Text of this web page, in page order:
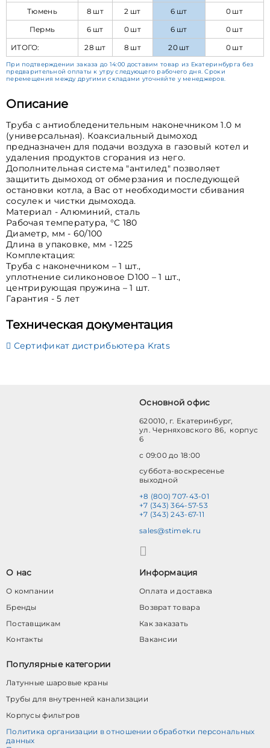
Тюмень
8 шт 2 шт 6 шт
0 шт
Пермь
6 шт 0 шт 6 шт
0 шт
ИТОГО:
28 шт 8 шт 20 шт 0 шт
При подтверждении заказа до 14:00 доставим товар из Екатеринбурга без
предварительной оплаты к утру следующего рабочего дня. Сроки
перемещения между другими складами уточняйте у менеджеров.
Описание
Труба с антиобледенительным наконечником 1.0 м
(универсальная). Коаксиальный дымоход
предназначен для подачи воздуха в газовый котел и
удаления продуктов сгорания из него.
Дополнительная система "антилед" позволяет
защитить дымоход от обмерзания и последующей
остановки котла, а Вас от необходимости сбивания
сосулек и чистки дымохода.
Материал - Алюминий, сталь
Рабочая температура, °C 180
Диаметр, мм - 60/100
Длина в упаковке, мм - 1225
Комплектация:
Труба с наконечником – 1 шт.,
уплотнение силиконовое D100 – 1 шт.,
центрирующая пружина – 1 шт.
Гарантия - 5 лет
Техническая документация
Сертификат дистрибьютера Krats
Основной офис
620010, г. Екатеринбург,
ул. Черняховского 86, корпус
6
с 09:00 до 18:00
суббота-воскресенье
выходной
+8 (800) 707-43-01
+7 (343) 364-57-53
+7 (343) 243-67-11
sales@stimek.ru
О нас
О компании
Бренды
Поставщикам
Контакты
Информация
Оплата и доставка
Возврат товара
Как заказать
Вакансии
Популярные категории
Латунные шаровые краны
Трубы для внутренней канализации
Корпусы фильтров
Политика организации в отношении обработки персональных
данных